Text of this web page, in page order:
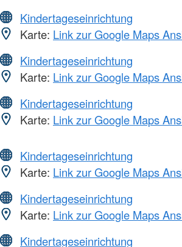
Kindertageseinrichtung
Karte: Link zur Google Maps
Kindertageseinrichtung
Karte: Link zur Google Maps
Kindertageseinrichtung
Karte: Link zur Google Maps
Kindertageseinrichtung
Karte: Link zur Google Maps
Kindertageseinrichtung
Karte: Link zur Google Maps
Kindertageseinrichtung